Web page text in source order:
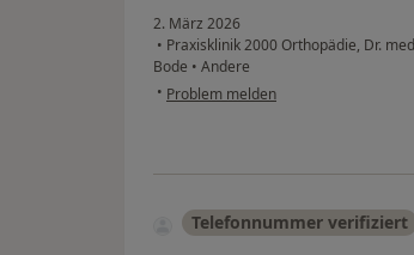
2. März 2026
• Praxisklinik 2000 Orthopädie, Dr.
Bode • Andere
• Problem melden
Telefonnummer verifiziert